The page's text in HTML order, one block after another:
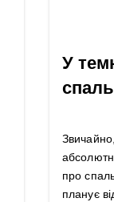
У
про
планує